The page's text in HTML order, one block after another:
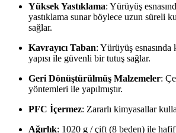
Yüksek Yastıklama: Yürüyüş
yastıklama sunar böylece uzun süreli
sağlar.
Kavrayıcı Taban: Yürüyüş esnasında
yapısı ile güvenli bir tutuş sağlar.
Geri Dönüştürülmüş Malzemeler:
yöntemleri ile yapılmıştır.
PFC İçermez: Zararlı kimyasallar
Ağırlık: 1020 g / çift (8 beden) ile